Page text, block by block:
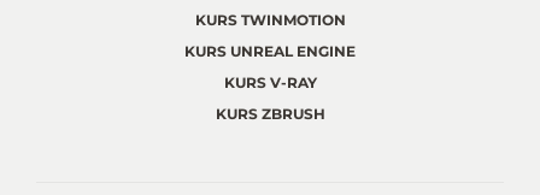
KURS TWINMOTION
KURS UNREAL ENGINE
KURS V-RAY
KURS ZBRUSH